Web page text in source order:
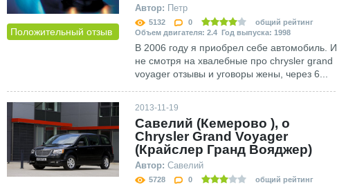
Положительный отзыв
Автор: Петр
5132 0
общий рейтинг
Объем двигателя: 2.4 Год выпуска: 1998
В 2006 году я приобрел себе автомобиль. И
не смотря на хвалебные про chrysler grand
voyager отзывы и уговоры жены, через 6...
2013-11-19
Савелий (Кемерово ), о
Сhrysler Grand Voyager
(Крайслер Гранд Вояджер)
Автор: Савелий
5728 0
общий рейтинг